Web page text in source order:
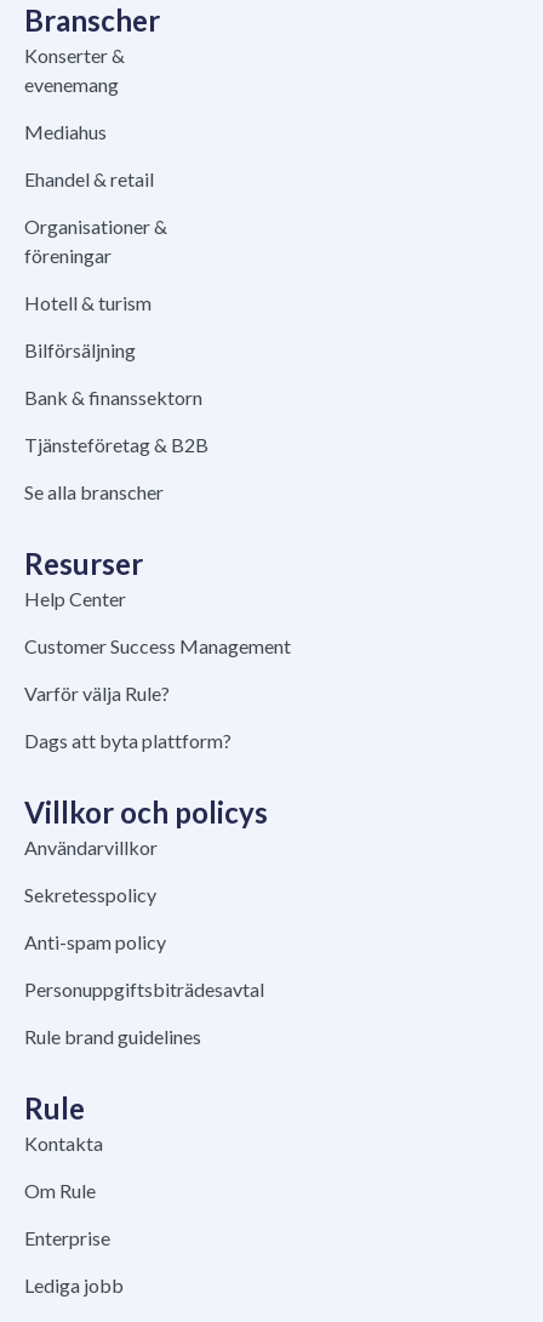
Branscher
Konserter &
evenemang
Mediahus
Ehandel & retail
Organisationer &
föreningar
Hotell & turism
Bilförsäljning
Bank & finanssektorn
Tjänsteföretag & B2B
Se alla branscher
Resurser
Help Center
Customer Success Management
Varför välja Rule?
Dags att byta plattform?
Villkor och policys
Användarvillkor
Sekretesspolicy
Anti-spam policy
Personuppgiftsbiträdesavtal
Rule brand guidelines
Rule
Kontakta
Om Rule
Enterprise
Lediga jobb